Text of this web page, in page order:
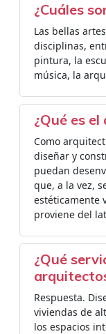
¿Cuáles
Las bellas
disciplinas,
pintura, la
música, la
¿Qué es
Como
diseñar y
puedan
que, a la vez,
estéticamente
proviene del
¿Qué
Respuesta.
viviendas de
los espacios